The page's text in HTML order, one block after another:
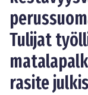
Tulijat
rasite